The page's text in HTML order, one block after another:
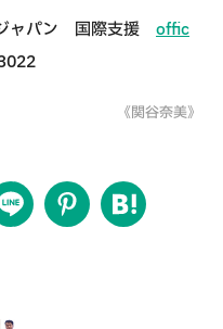
ャパン 国際支援 offic
《関谷奈美》